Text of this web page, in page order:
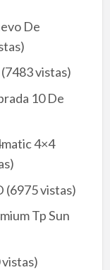
De
(7483 vistas)
10 De
4×4
(6975 vistas)
Tp Sun